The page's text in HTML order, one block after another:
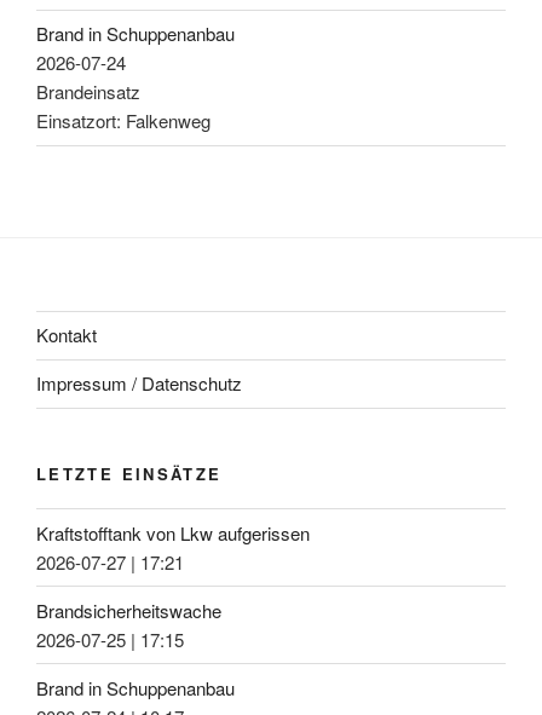
Brand in Schuppenanbau
2026-07-24
Brandeinsatz
Einsatzort: Falkenweg
Kontakt
Impressum / Datenschutz
LETZTE EINSÄTZE
Kraftstofftank von Lkw aufgerissen
2026-07-27 | 17:21
Brandsicherheitswache
2026-07-25 | 17:15
Brand in Schuppenanbau